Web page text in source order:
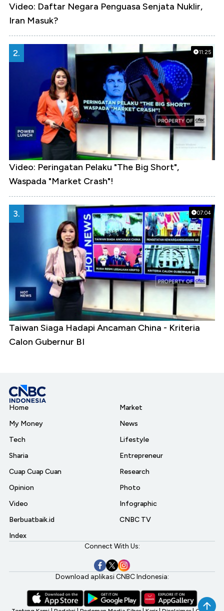
Video: Daftar Negara Penguasa Senjata Nuklir,
Iran Masuk?
11:25
2.
Video: Peringatan Pelaku "The Big Short",
Waspada "Market Crash"!
07:04
3.
Taiwan Siaga Hadapi Ancaman China - Kriteria
Calon Gubernur BI
Home
My Money
Tech
Sharia
Cuap Cuap Cuan
Opinion
Video
Berbuatbaik.id
Index
Market
News
Lifestyle
Entrepreneur
Research
Photo
Infographic
CNBC TV
Connect With Us:
Download aplikasi CNBC Indonesia: